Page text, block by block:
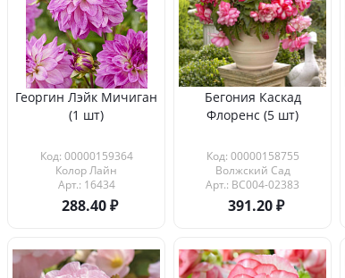
Георгин Лэйк Мичиган
(1 шт)
Код: 00000159364
Колор Лайн
Арт.: 16434
288.40
Бегония Каскад
Флоренс (5 шт)
Код: 00000158755
Волжский Сад
Арт.: ВС004-02383
391.20